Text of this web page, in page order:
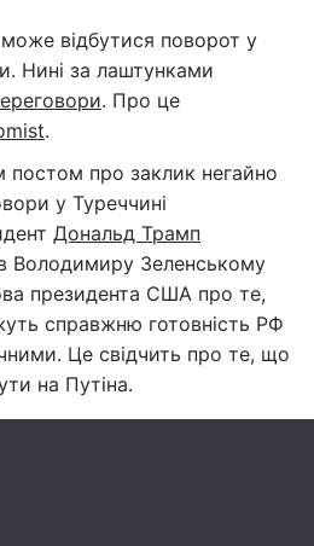
відбутися поворот у
Нині за лаштунками
. Про це
.
постом про заклик негайно
у Туреччині
Дональд Трамп
Володимиру Зеленському
президента США про те,
справжню готовність РФ
Це свідчить про те, що
на Путіна.